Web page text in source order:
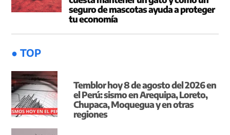
seguro de mascotas ayuda a proteger
tu economía
● TOP
Temblor hoy 8 de agosto del 2026 en
el Perú: sismo en Arequipa, Loreto,
Chupaca, Moquegua y en otras
regiones